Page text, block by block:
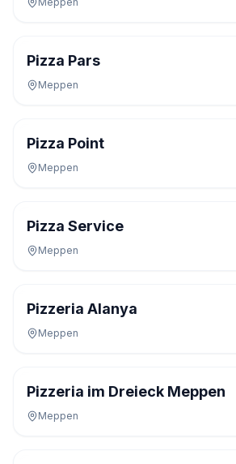
Pizza Pars
Meppen
Pizza Point
Meppen
Pizza Service
Meppen
Pizzeria Alanya
Meppen
Pizzeria im Dreieck Meppen
Meppen